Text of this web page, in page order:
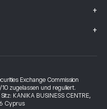
+
+
Exchange Commission
zugelassen und reguliert.
KANIKA BUSINESS CENTRE,
Cyprus